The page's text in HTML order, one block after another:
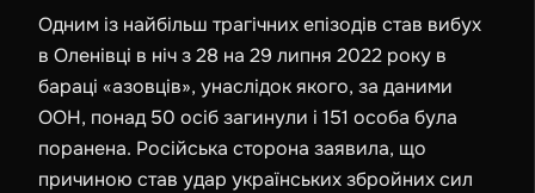
Одним із найбільш трагічних епізодів став вибух
в Оленівці в ніч з28 на 29 липня 2022 року в
бараці «азовців», унаслідок якого, за даними
ООН, понад 50 осіб загинули і 151 особа була
поранена. Російська сторона заявила, що
причиною став удар українських збройних сил